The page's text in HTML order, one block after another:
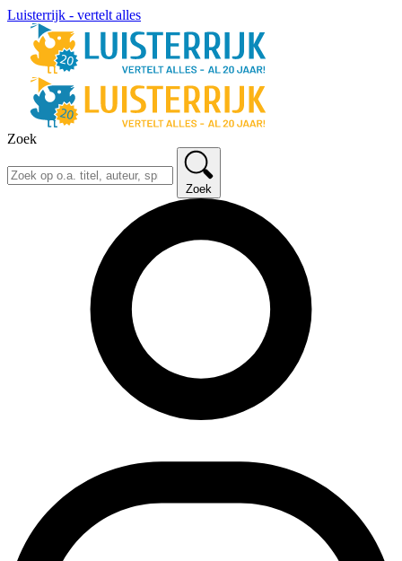
Luisterrijk - vertelt alles
Zoek
Zoek